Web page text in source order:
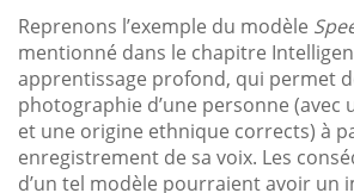
Reprenons l’exemple du modèle
mentionné dans le chapitre
apprentissage profond, qui permet
photographie d’une personne (avec
et une origine ethnique corrects) à
enregistrement de sa voix. Les
d’un tel modèle pourraient avoir un